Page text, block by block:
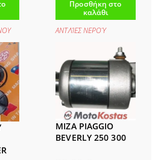
Προσθήκη στο
καλάθι
ΑΝΤΛΊΕΣ ΝΕΡΟΎ
ΜΙΖΑ PIAGGIO
BEVERLY 250 300